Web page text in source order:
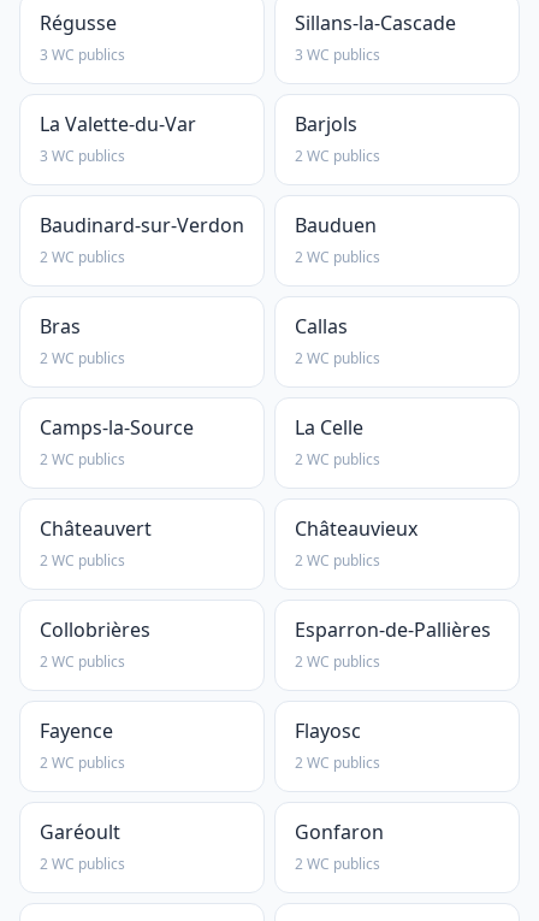
Régusse
3 WC publics
Sillans-la-Cascade
3 WC publics
La Valette-du-Var
3 WC publics
Barjols
2 WC publics
Baudinard-sur-Verdon
2 WC publics
Bauduen
2 WC publics
Bras
2 WC publics
Callas
2 WC publics
Camps-la-Source
2 WC publics
La Celle
2 WC publics
Châteauvert
2 WC publics
Châteauvieux
2 WC publics
Collobrières
2 WC publics
Esparron-de-Pallières
2 WC publics
Fayence
2 WC publics
Flayosc
2 WC publics
Garéoult
2 WC publics
Gonfaron
2 WC publics